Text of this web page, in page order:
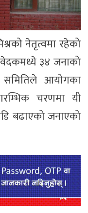
नेतृत्वमा रहेको
३४ जनाको
आयोगका
चरणमा यी
बढाएको जनाएको